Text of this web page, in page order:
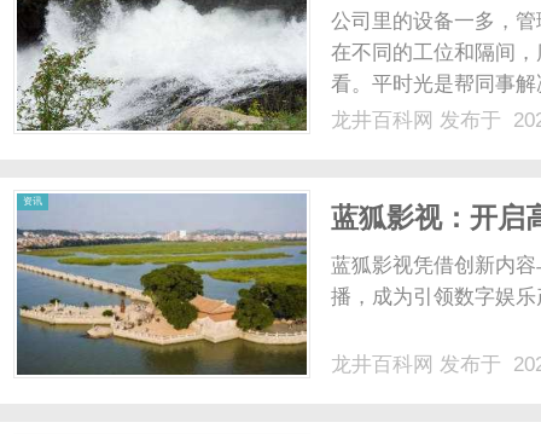
公司里的设备一多，
在不同的工位和隔间
看。平时光是帮同事
提定期要做的系统检
龙井百科网 发布于
资讯
蓝狐影视：开启
蓝狐影视凭借创新内
播，成为引领数字娱
龙井百科网 发布于